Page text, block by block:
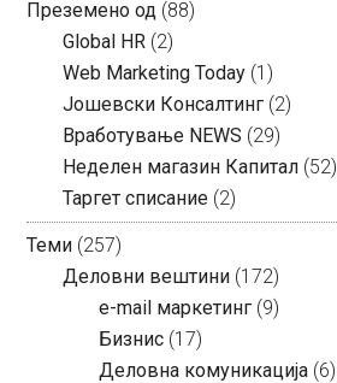
Преземено од (88)
Global HR (2)
Web Marketing Today (1)
Јошевски Консалтинг (2)
Вработување NEWS (29)
Неделен магазин Капитал (52)
Таргет списание (2)
Теми (257)
Деловни вештини (172)
e-mail маркетинг (9)
Бизнис (17)
Деловна комуникација (6)